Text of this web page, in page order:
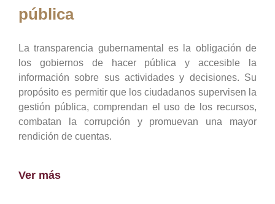
pública
La transparencia gubernamental es la obligación de
los gobiernos de hacer pública y accesible la
información sobre sus actividades y decisiones. Su
propósito es permitir que los ciudadanos supervisen la
gestión pública, comprendan el uso de los recursos,
combatan la corrupción y promuevan una mayor
rendición de cuentas.
Ver más